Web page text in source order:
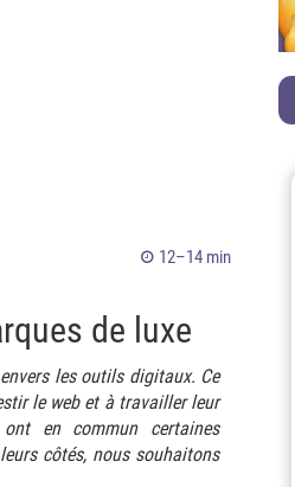
12–14 min
de luxe
les outils digitaux. Ce
le web et à travailler leur
en commun certaines
côtés, nous souhaitons